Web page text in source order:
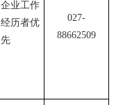
企业工作
经历者优
先
027-
88662509